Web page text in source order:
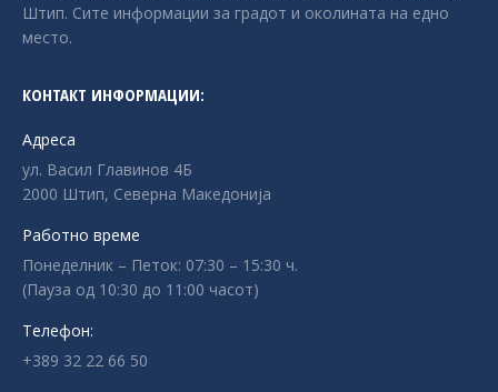
Штип. Сите информации за градот и околината на едно
место.
КОНТАКТ ИНФОРМАЦИИ:
Адреса
ул. Васил Главинов 4Б
2000 Штип, Северна Македонија
Работно време
Понеделник – Петок: 07:30 – 15:30 ч.
(Пауза од 10:30 до 11:00 часот)
Телефон:
+389 32 22 66 50